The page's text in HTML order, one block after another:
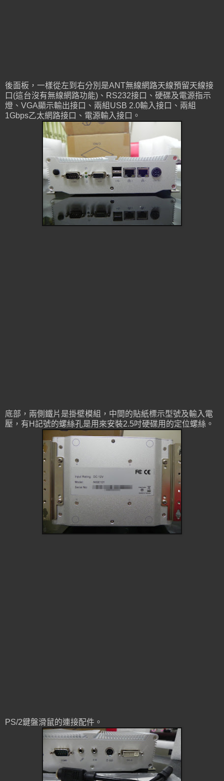
後面板，一樣從左到右分別是ANT無線網路天線預留天線接
口(這台沒有無線網路功能)、RS232接口、硬碟及電源指示
燈、VGA顯示輸出接口、兩組USB 2.0輸入接口、兩組
1Gbps乙太網路接口、電源輸入接口。
底部，兩側鐵片是掛壁模組，中間的貼紙標示型號及輸入電
壓，有H記號的螺絲孔是用來安裝2.5吋硬碟用的定位螺絲。
PS/2鍵盤滑鼠的連接配件。